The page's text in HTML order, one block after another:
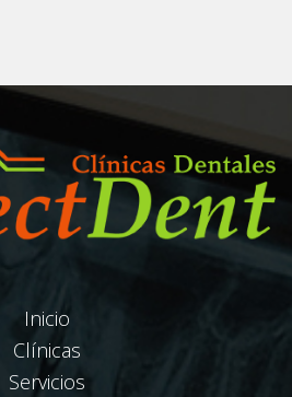
Inicio
Clínicas
Servicios